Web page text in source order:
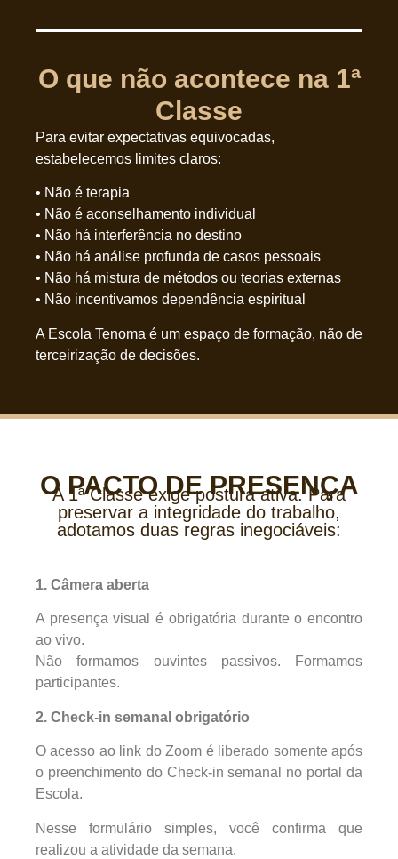
O que não acontece na 1ª
Classe
Para evitar expectativas equivocadas,
estabelecemos limites claros:
• Não é terapia
• Não é aconselhamento individual
• Não há interferência no destino
• Não há análise profunda de casos pessoais
• Não há mistura de métodos ou teorias externas
• Não incentivamos dependência espiritual
A Escola Tenoma é um espaço de formação, não de
terceirização de decisões.
O PACTO DE PRESENÇA
A 1ª Classe exige postura ativa. Para
preservar a integridade do trabalho,
adotamos duas regras inegociáveis:
1. Câmera aberta
A presença visual é obrigatória durante o encontro
ao vivo.
Não formamos ouvintes passivos. Formamos
participantes.
2. Check-in semanal obrigatório
O acesso ao link do Zoom é liberado somente após
o preenchimento do Check-in semanal no portal da
Escola.
Nesse formulário simples, você confirma que
realizou a atividade da semana.